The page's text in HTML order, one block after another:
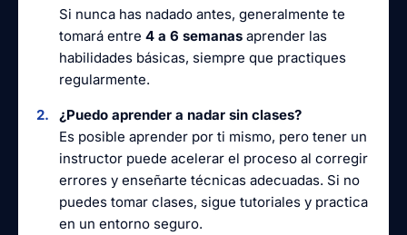
Si nunca has nadado antes, generalmente te
tomará entre 4 a 6 semanas aprender las
habilidades básicas, siempre que practiques
regularmente.
¿Puedo aprender a nadar sin clases?
Es posible aprender por ti mismo, pero tener un
instructor puede acelerar el proceso al corregir
errores y enseñarte técnicas adecuadas. Si no
puedes tomar clases, sigue tutoriales y practica
en un entorno seguro.